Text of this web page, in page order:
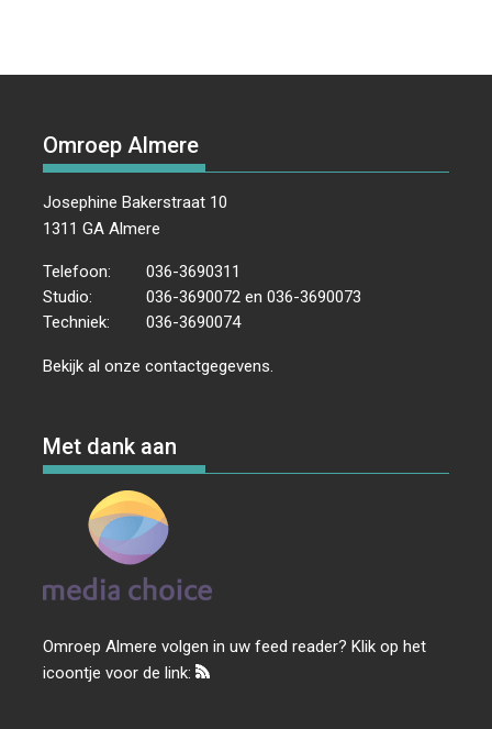
Omroep Almere
Josephine Bakerstraat 10
1311 GA Almere
Telefoon:
036-3690311
Studio:
036-3690072 en 036-3690073
Techniek:
036-3690074
Bekijk al onzecontactgegevens
Met dank aan
Omroep Almere volgen in uw feed reader? Klik op het
icoontje voor de link: